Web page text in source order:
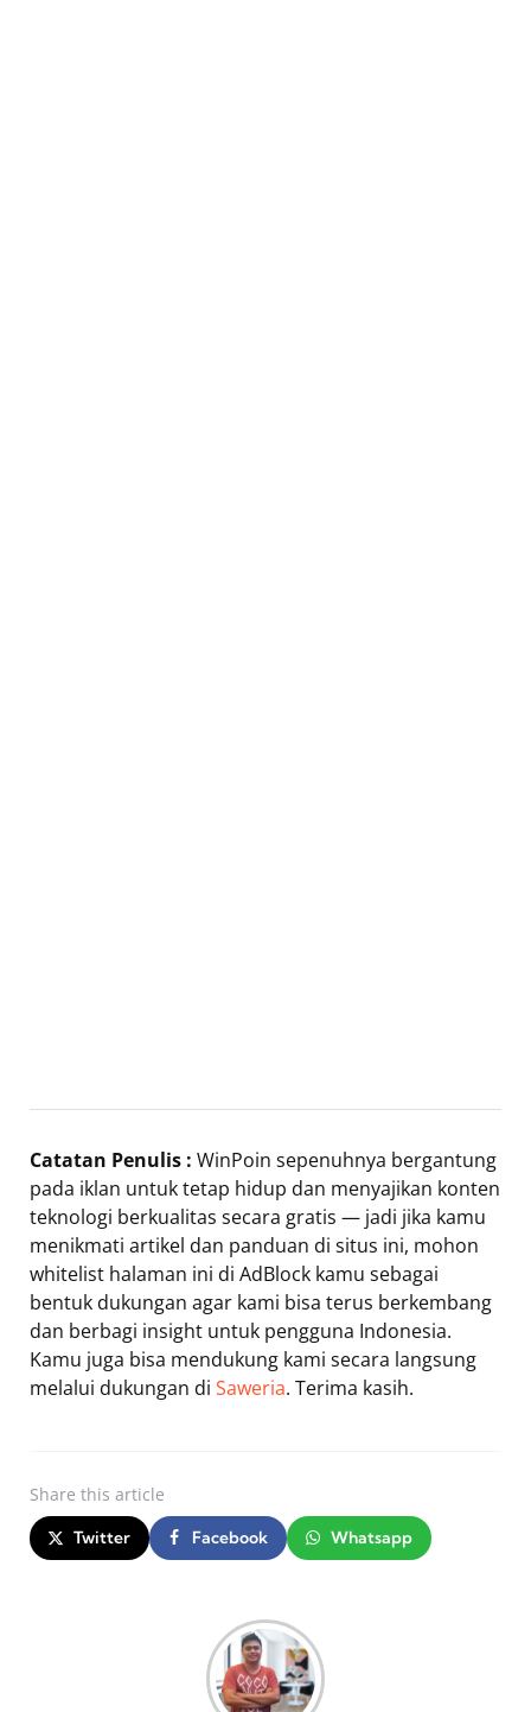
Catatan Penulis : WinPoin sepenuhnya bergantung
pada iklan untuk tetap hidup dan menyajikan konten
teknologi berkualitas secara gratis — jadi jika kamu
menikmati artikel dan panduan di situs ini, mohon
whitelist halaman ini di AdBlock kamu sebagai
bentuk dukungan agar kami bisa terus berkembang
dan berbagi insight untuk pengguna Indonesia.
Kamu juga bisa mendukung kami secara langsung
melalui dukungan di Saweria. Terima kasih.
Share this article
Twitter Facebook Whatsapp